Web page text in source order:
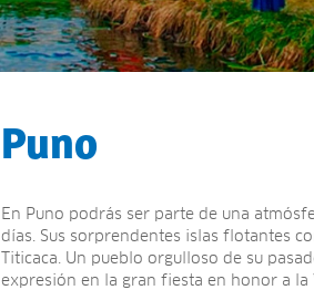
Puno
En Puno podrás ser parte de una
dí­as. Sus sorprendentes islas flotantes
Titicaca. Un pueblo orgulloso de su
expresión en la gran fiesta en honor a la